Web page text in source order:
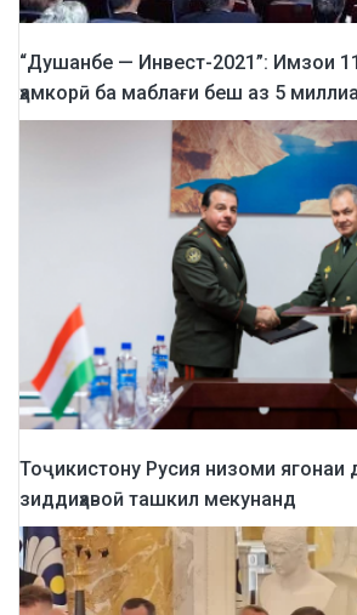
“Душанбе — Инвест-2021”: Имзои
ҳамкорӣ ба маблағи беш аз 5
Тоҷикистону Русия низоми ягонаи
зиддиҳавоӣ ташкил мекунанд